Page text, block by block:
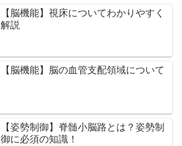
【脳機能】視床についてわかりやすく
解説
【脳機能】脳の血管支配領域について
【姿勢制御】脊髄小脳路とは？姿勢制
御に必須の知識！